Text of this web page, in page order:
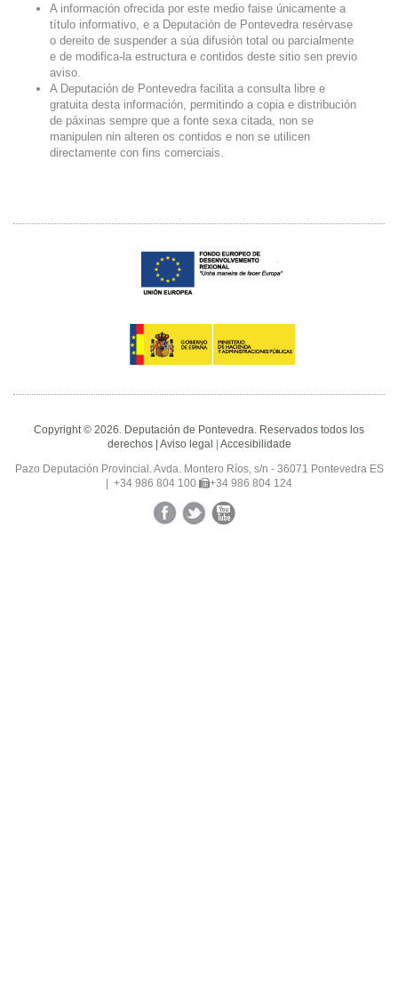
A información ofrecida por este medio faise únicamente a
título informativo, e a Deputación de Pontevedra resérvase
o dereito de suspender a súa difusión total ou parcialmente
e de modifica-la estructura e contidos deste sitio sen previo
aviso.
A Deputación de Pontevedra facilita a consulta libre e
gratuita desta información, permitindo a copia e distribución
de páxinas sempre que a fonte sexa citada, non se
manipulen nin alteren os contidos e non se utilicen
directamente con fins comerciais.
Copyright © 2026. Deputación de Pontevedra. Reservados todos los
derechos | Aviso legal | Accesibilidade
Pazo Deputación Provincial. Avda. Montero Ríos, s/n - 36071 Pontevedra ES
| +34 986 804 100
+34 986 804 124
FacebookTwitterYouTube